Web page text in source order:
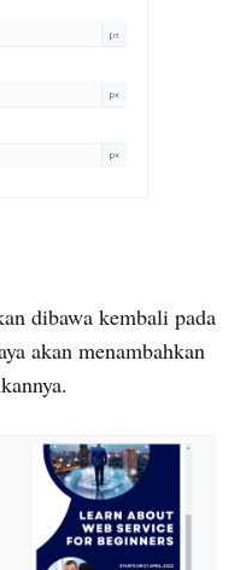
dibawa kembali pada
akan menambahkan